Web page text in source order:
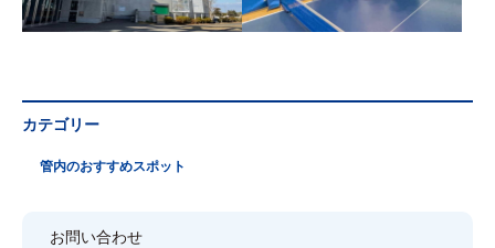
カテゴリー
管内のおすすめスポット
お問い合わせ